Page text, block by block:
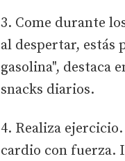
3. Come durante
al despertar, estás
gasolina", destaca
snacks diarios.
4. Realiza
cardio con fuerza.